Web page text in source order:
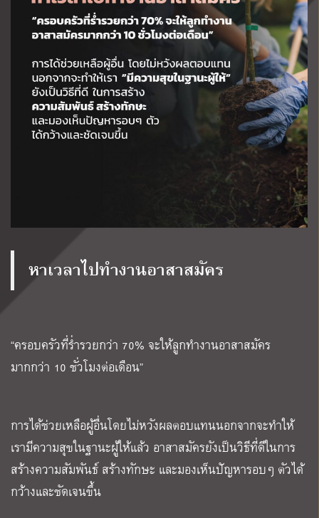
หาเวลาไปทำงานอาสาสมัคร
“ครอบครัวที่ร่ำรวยกว่า 70% จะให้ลูกทำงานอาสาสมัคร
มากกว่า 10 ชั่วโมงต่อเดือน”
การได้ช่วยเหลือผู้อื่นโดยไม่หวังผลตอบแทนนอกจากจะทำให้
เรามีความสุขในฐานะผู้ให้แล้ว อาสาสมัครยังเป็นวิธีที่ดีในการ
สร้างความสัมพันธ์ สร้างทักษะ และมองเห็นปัญหารอบๆ ตัวได้
กว้างและชัดเจนขึ้น